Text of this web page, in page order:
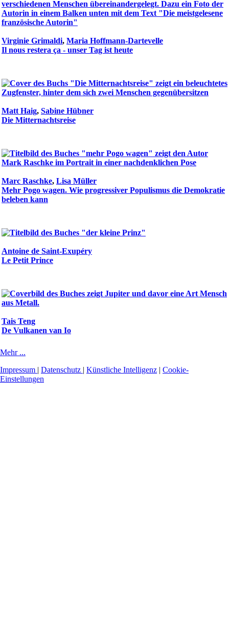
Virginie Grimaldi, Maria Hoffmann-Dartevelle
Il nous restera ça - unser Tag ist heute
Matt Haig, Sabine Hübner
Die Mitternachtsreise
Marc Raschke, Lisa Müller
Mehr Pogo wagen. Wie progressiver Populismus die Demokratie
beleben kann
Antoine de Saint-Exupéry
Le Petit Prince
Tais Teng
De Vulkanen van Io
Mehr ...
Impressum | Datenschutz | Künstliche Intelligenz | Cookie-
Einstellungen